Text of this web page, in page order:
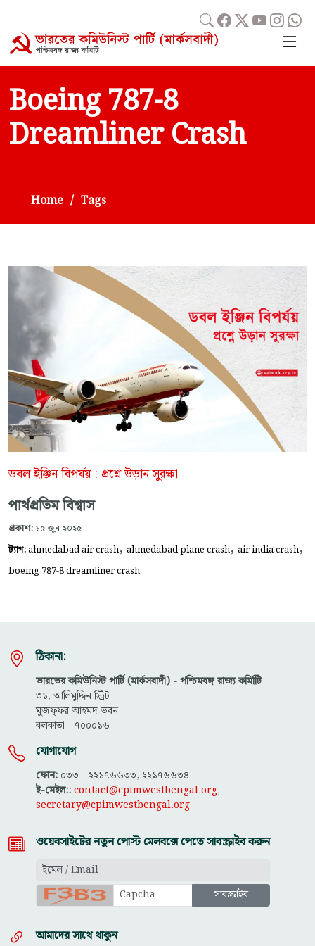
Boeing 787-8
Dreamliner Crash
Home Tags
ডবল ইঞ্জিন বিপর্যয় : প্রশ্নে উড়ান সুরক্ষা
পার্থপ্রতিম বিশ্বাস
প্রকাশ: ১৫-জুন-২০২৫
ট্যাগ:ahmedabad air crash, ahmedabad plane crash, air india crash,
boeing 787-8 dreamliner crash
ঠিকানা:
ভারতের কমিউনিস্ট পার্টি (মার্কসবাদী) - পশ্চিমবঙ্গ রাজ্য কমিটিি
৩১, আলিমুদ্দিন স্ট্রিট
মুজফ্ফ‌র আহমদ ভবন
কলকাতা - ৭০০০১৬
যোগাযোগ
ফোন: ০৩৩ - ২২১৭৬৬৩৩, ২২১৭৬৬৩৪
ই-মেইল::contact@cpimwestbengal.org,
secretary@cpimwestbengal.org
ওয়েবসাইটের নতুন পোস্ট মেলবক্সে পেতে সাবস্ক্রাইব করুন
আমাদের সাথে থাকুন